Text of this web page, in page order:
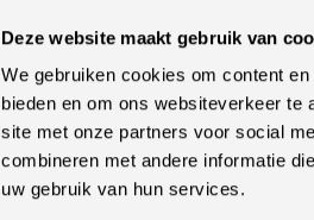
Deze website maakt gebruik van
We gebruiken cookies om content
bieden en om ons websiteverkeer te
site met onze partners voor social
combineren met andere informatie
uw gebruik van hun services.